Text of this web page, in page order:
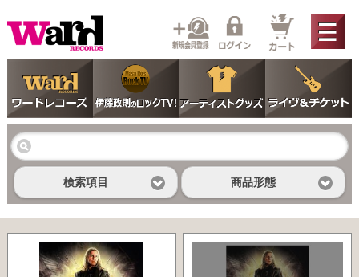
検索項目 商品形態